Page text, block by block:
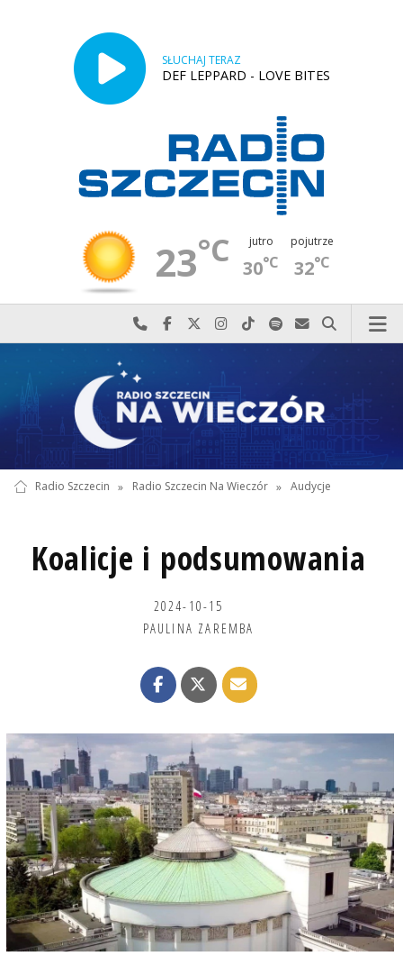
SŁUCHAJ TERAZ
DEF LEPPARD - LOVE BITES
23°C jutro
30°C
pojutrze
32°C
Najlepiej po prostu do nas zadzwoń
Odwiedź nas na Facebook-u
Odwiedź nas na X
Odwiedź nas na Instagram-ie
Odwiedź nas na TikTok-u
Szukaj nas na Spotify
Wyślij do nas
Szukaj
Radio Szczecin » Radio Szczecin Na Wieczór » Audycje
Koalicje i podsumowania
2024-10-15
PAULINA ZAREMBA